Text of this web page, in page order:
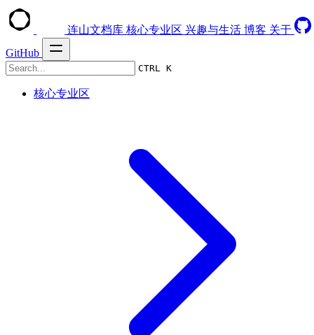
连山文档库 核心专业区 兴趣与生活 博客 关于
GitHub
CTRL K
核心专业区